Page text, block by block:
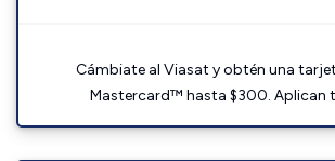
Cámbiate al Viasat y obtén una
Mastercard™ hasta $300. Aplican